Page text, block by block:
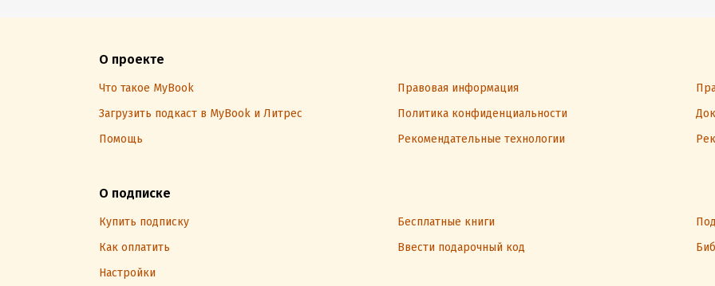
О проекте
Что такое MyBook Правовая информация
Загрузить подкаст в MyBook и Литрес
Политика конфиденциальности
Помощь
Рекомендательные технологии
О подписке
Купить подписку Бесплатные книги
Как оплатить
Ввести подарочный код
Настройки